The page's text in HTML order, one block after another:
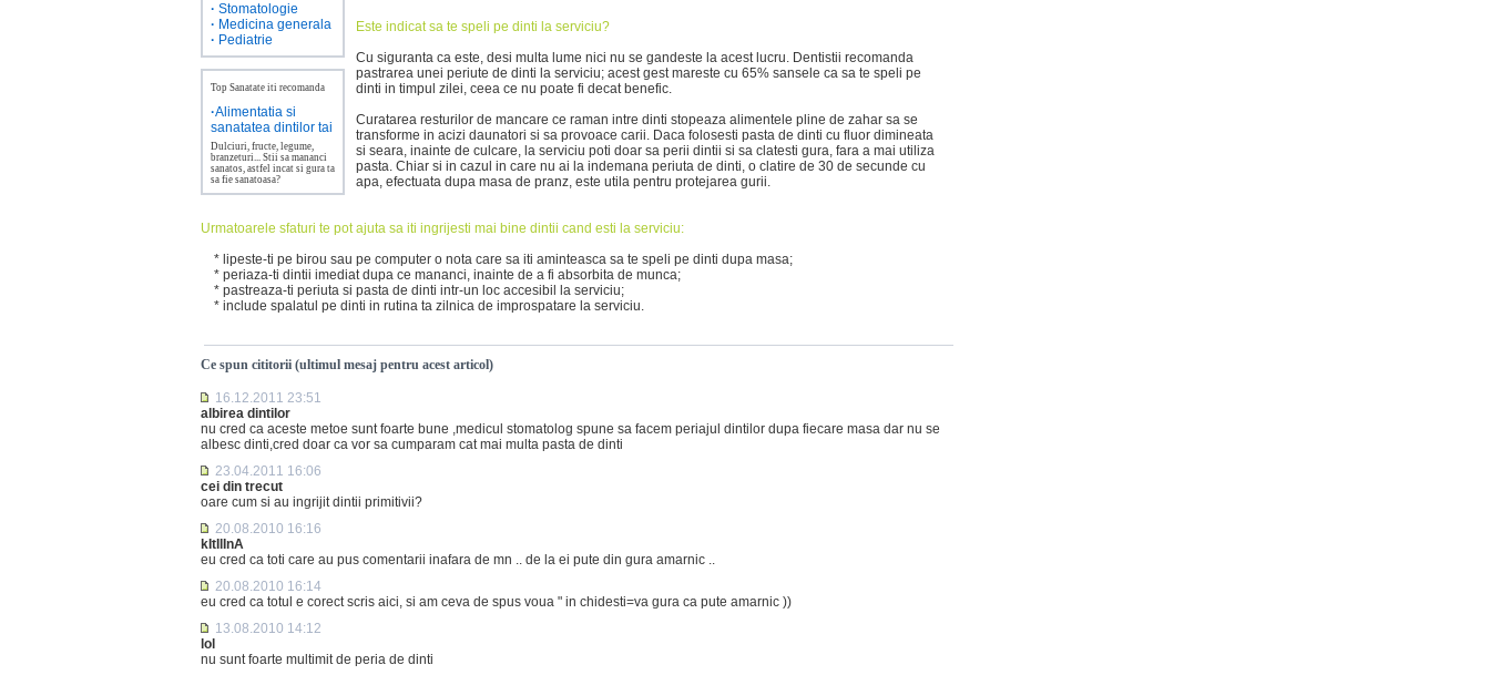
· Stomatologie
· Medicina generala
· Pediatrie
Top Sanatate iti recomanda
·Alimentatia si
sanatatea dintilor tai
Dulciuri, fructe, legume,
branzeturi... Stii sa mananci
sanatos, astfel incat si gura ta
sa fie sanatoasa?
Este indicat sa te speli pe dinti la serviciu?
Cu siguranta ca este, desi multa lume nici nu se gandeste la acest lucru. Dentistii recomanda
pastrarea unei periute de dinti la serviciu; acest gest mareste cu 65% sansele ca sa te speli pe
dinti in timpul zilei, ceea ce nu poate fi decat benefic.
Curatarea resturilor de mancare ce raman intre dinti stopeaza alimentele pline de zahar sa se
transforme in acizi daunatori si sa provoace carii. Daca folosesti pasta de dinti cu fluor dimineata
si seara, inainte de culcare, la serviciu poti doar sa perii dintii si sa clatesti gura, fara a mai utiliza
pasta. Chiar si in cazul in care nu ai la indemana periuta de dinti, o clatire de 30 de secunde cu
apa, efectuata dupa masa de pranz, este utila pentru protejarea gurii.
Urmatoarele sfaturi te pot ajuta sa iti ingrijesti mai bine dintii cand esti la serviciu:
* lipeste-ti pe birou sau pe computer o nota care sa iti aminteasca sa te speli pe dinti dupa masa;
* periaza-ti dintii imediat dupa ce mananci, inainte de a fi absorbita de munca;
* pastreaza-ti periuta si pasta de dinti intr-un loc accesibil la serviciu;
* include spalatul pe dinti in rutina ta zilnica de improspatare la serviciu.
Ce spun cititorii (ultimul mesaj pentru acest articol)
16.12.2011 23:51
albirea dintilor
nu cred ca aceste metoe sunt foarte bune ,medicul stomatolog spune sa facem periajul dintilor dupa fiecare masa dar nu se
albesc dinti,cred doar ca vor sa cumparam cat mai multa pasta de dinti
23.04.2011 16:06
cei din trecut
oare cum si au ingrijit dintii primitivii?
20.08.2010 16:16
kItIlInA
eu cred ca toti care au pus comentarii inafara de mn .. de la ei pute din gura amarnic ..
20.08.2010 16:14
eu cred ca totul e corect scris aici, si am ceva de spus voua " in chidesti=va gura ca pute amarnic ))
13.08.2010 14:12
lol
nu sunt foarte multimit de peria de dinti